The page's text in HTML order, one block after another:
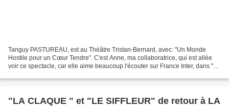
Tanguy PASTUREAU, est au Théâtre Tristan-Bernard, avec: "Un Monde
Hostile pour un Cœur Tendre". C'est Anne, ma collaboratrice, qui est allée
voir ce spectacle, car elle aime beaucoup l'écouter sur France Inter, dans "La
"LA CLAQUE " et "LE SIFFLEUR" de retour à LA